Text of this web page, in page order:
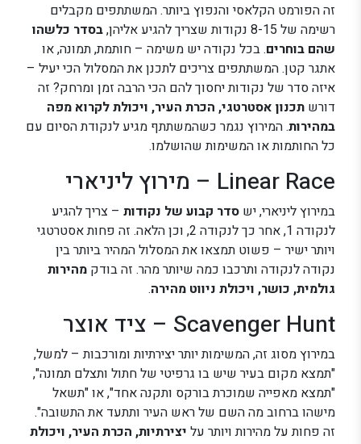
זה הפורמט הקלאסי והנפוץ ביותר. המשתתפים מקבלים
רשימה של 8-15 נקודות שצריך להגיע אליהן,
בסדר כלשהו
שהם בוחרים. בכל נקודה יש משימה – חותמת, תמונה, או
אתגר קטן. המשתתפים צריכים לתכנן את המסלול הכי יעיל –
איזה סדר של נקודות יחסוך להם הכי הרבה זמן ומרחק? זה
דורש תכנון אסטרטגי, הכרת העיר, ויכולת לקרוא מפה
במהירות. המירוץ נגמר כשהמשתתף מגיע לנקודת הסיום עם
כל החותמות או המשימות שהושלמו.
Linear Race – מירוץ ליניארי
במירוץ ליניארי, יש סדר קבוע של נקודות – צריך להגיע
לנקודה 1, אחר כך לנקודה 2, וכן הלאה. זה פחות אסטרטגי
ויותר ישיר – פשוט תמצאו את המסלול המהיר ביותר בין
נקודה לנקודה ותרכבו כמה שיותר מהר. זה בודק מהירות
גולמית, כושר, ויכולת ניווט מהירה.
Scavenger Hunt – ציד אוצר
במירוץ מסוג זה, המשימות יותר יצירתיות ומורכבות – למשל,
"תמצא מקום בעיר שיש בו גרפיטי של חתול ותצלם תמונה",
"תמצא מאפייה שמוכרת בורקס ותקנה אחד", או "תשאל
מישהו ברחוב מה השם של ראש העיר ותתעד את התשובה".
זה פחות על מהירות ויותר על יצירתיות, הכרת העיר, ויכולת